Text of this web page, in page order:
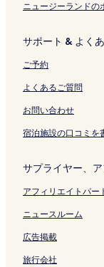
を
リ
ン
ク
リ
を
リ
ン
ク
ニュージーランドの
サポート & よく
ご予約
よくあるご質問
お問い合わせ
宿泊施設の口コミを
サプライヤー、
アフィリエイトパー
ニュースルーム
広告掲載
旅行会社